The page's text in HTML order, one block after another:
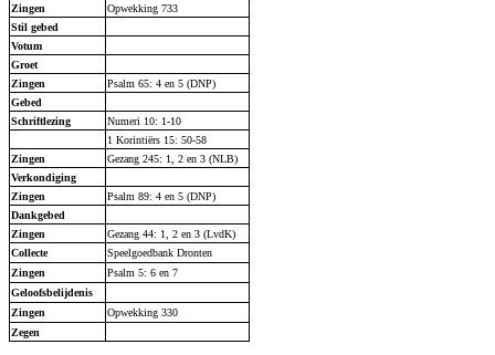
Zingen
Opwekking 733
Stil gebed
Votum
Groet
Zingen
Psalm 65: 4 en 5 (DNP)
Gebed
Schriftlezing
Numeri 10: 1-10
1 Korintiërs 15: 50-58
Zingen
Gezang 245: 1, 2 en 3 (NLB)
Verkondiging
Zingen
Psalm 89: 4 en 5 (DNP)
Dankgebed
Zingen
Gezang 44: 1, 2 en 3 (LvdK)
Collecte
Speelgoedbank Dronten
Zingen
Psalm 5: 6 en 7
Geloofsbelijdenis
Zingen
Opwekking 330
Zegen